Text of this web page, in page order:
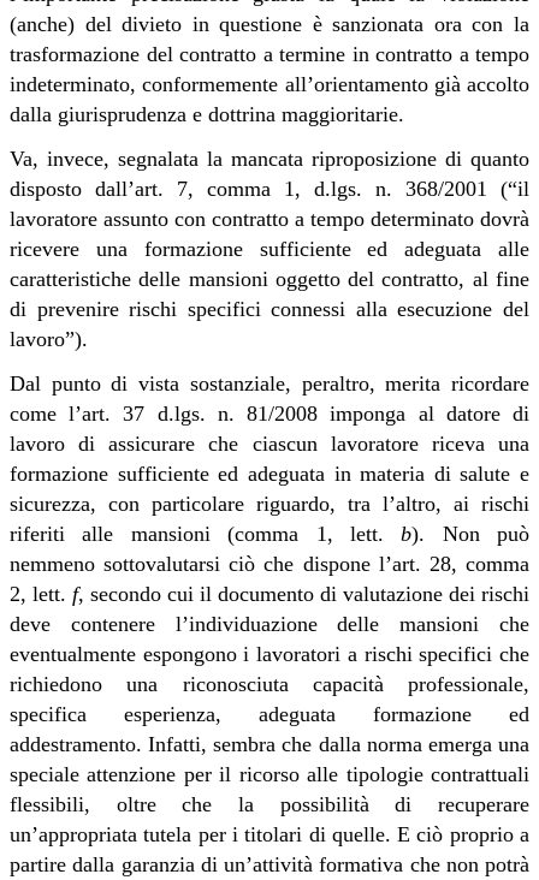
(anche) del divieto in questione è sanzionata ora con la
trasformazione del contratto a termine in contratto a tempo
indeterminato, conformemente all’orientamento già accolto
dalla giurisprudenza e dottrina maggioritarie.
Va, invece, segnalata la mancata riproposizione di quanto
disposto dall’art. 7, comma 1, d.lgs. n. 368/2001 (“il
lavoratore assunto con contratto a tempo determinato dovrà
ricevere una formazione sufficiente ed adeguata alle
caratteristiche delle mansioni oggetto del contratto, al fine
di prevenire rischi specifici connessi alla esecuzione del
lavoro”).
Dal punto di vista sostanziale, peraltro, merita ricordare
come l’art. 37 d.lgs. n. 81/2008 imponga al datore di
lavoro di assicurare che ciascun lavoratore riceva una
formazione sufficiente ed adeguata in materia di salute e
sicurezza, con particolare riguardo, tra l’altro, ai rischi
riferiti alle mansioni (comma 1, lett.b). Non può
nemmeno sottovalutarsi ciò che dispone l’art. 28, comma
2, lett. f, secondo cui il documento di valutazione dei rischi
deve contenere l’individuazione delle mansioni che
eventualmente espongono i lavoratori a rischi specifici che
richiedono una riconosciuta capacità professionale,
specifica esperienza, adeguata formazione ed
addestramento. Infatti, sembra che dalla norma emerga una
speciale attenzione per il ricorso alle tipologie contrattuali
flessibili, oltre che la possibilità di recuperare
un’appropriata tutela per i titolari di quelle. E ciò proprio a
partire dalla garanzia di un’attività formativa che non potrà